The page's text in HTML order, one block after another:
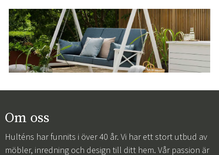
Om oss
Hulténs har funnits i över 40 år. Vi har ett stort utbud av
möbler, inredning och design till ditt hem. Vår passion är